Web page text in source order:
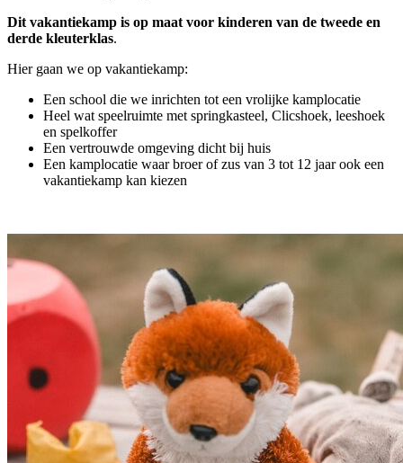
Dit vakantiekamp is op maat voor kinderen van de tweede en
derde kleuterklas.
Hier gaan we op vakantiekamp:
Een school die we inrichten tot een vrolijke kamplocatie
Heel wat speelruimte met springkasteel, Clicshoek, leeshoek
en spelkoffer
Een vertrouwde omgeving dicht bij huis
Een kamplocatie waar broer of zus van 3 tot 12 jaar ook een
vakantiekamp kan kiezen